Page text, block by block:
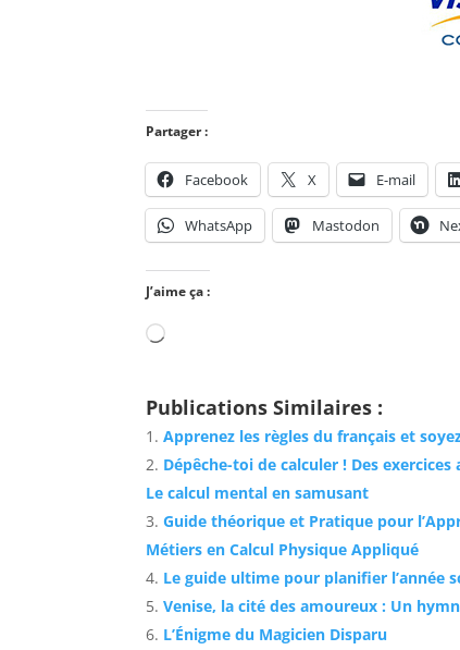
Partager :
Facebook X E-mail
WhatsApp Mastodon
J’aime ça :
Chargement…
Publications Similaires :
Apprenez les règles du français et
Dépêche-toi de calculer ! Des
Le calcul mental en samusant
Guide théorique et Pratique pour
Métiers en Calcul Physique Appliqué
Le guide ultime pour planifier l’année
Venise, la cité des amoureux : Un
L’Énigme du Magicien Disparu